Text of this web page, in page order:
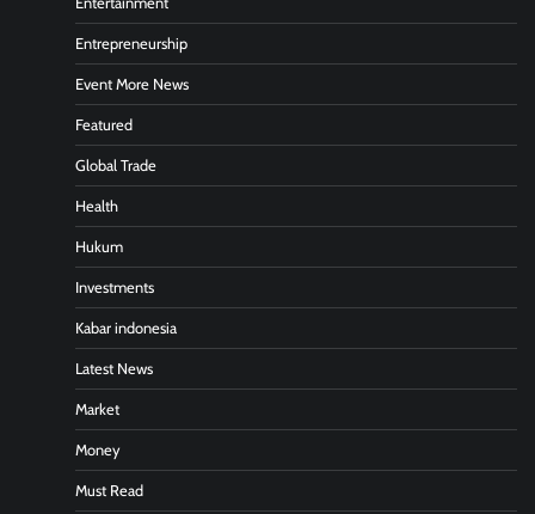
Entrepreneurship
Event More News
Featured
Global Trade
Health
Hukum
Investments
Kabar indonesia
Latest News
Market
Money
Must Read